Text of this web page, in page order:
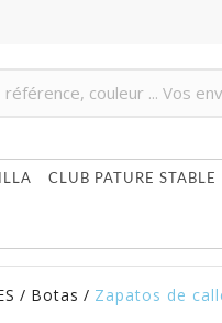
CLUB PATURE STABLE
/ Botas / Zapatos de